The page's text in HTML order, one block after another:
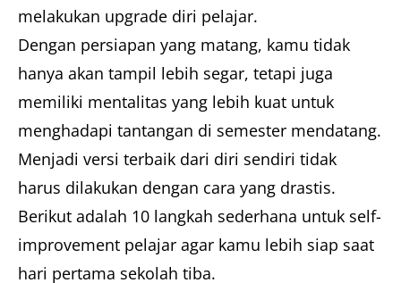
melakukan upgrade diri pelajar.
Dengan persiapan yang matang, kamu tidak
hanya akan tampil lebih segar, tetapi juga
memiliki mentalitas yang lebih kuat untuk
menghadapi tantangan di semester mendatang.
Menjadi versi terbaik dari diri sendiri tidak
harus dilakukan dengan cara yang drastis.
Berikut adalah 10 langkah sederhana untuk self-
improvement pelajar agar kamu lebih siap saat
hari pertama sekolah tiba.